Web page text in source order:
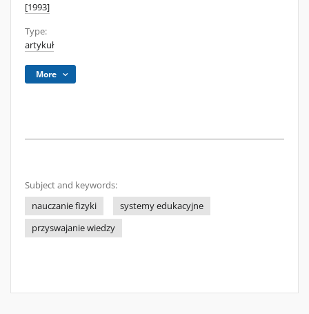
[1993]
Type:
artykuł
More
Subject and keywords:
nauczanie fizyki
systemy edukacyjne
przyswajanie wiedzy